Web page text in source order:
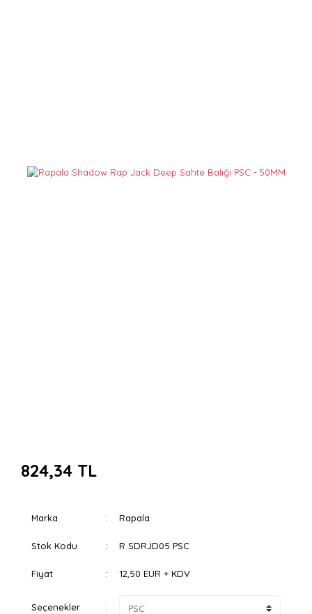
824,34 TL
Marka Rapala
Stok Kodu R SDRJD05 PSC
Fiyat 12,50 EUR + KDV
Seçenekler